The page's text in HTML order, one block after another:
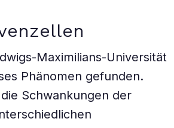
Maximilians-Universität
Phänomen gefunden.
Schwankungen der